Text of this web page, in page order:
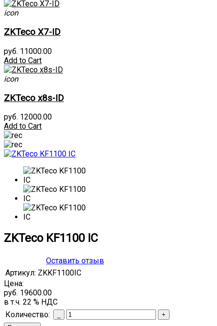
icon
ZKTeco X7-ID
руб. 11000.00
Add to Cart
icon
ZKTeco x8s-ID
руб. 12000.00
Add to Cart
ZKTeco KF1100 IC
Оставить отзыв
Артикул: ZKKF1100IC
Цена:
руб. 19600.00
в т.ч. 22 % НДС
Количество: